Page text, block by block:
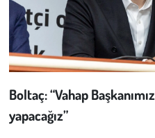
Boltaç: “Vahap
yapacağız”